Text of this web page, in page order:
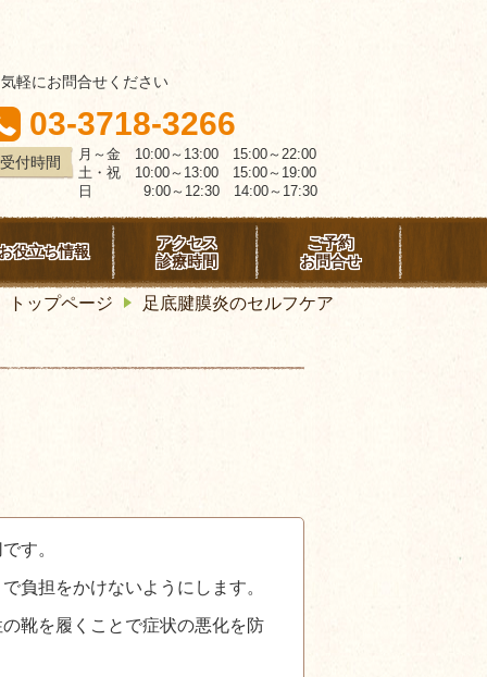
軽にお問合せください
03-3718-3266
受付時間
月～金 10:00～13:00 15:00～22:00
土・祝 10:00～13:00 15:00～19:00
日 9:00～12:30 14:00～17:30
役立ち情報
アクセス
診療時間
ご予約
お問合せ
トップページ 足底腱膜炎のセルフケア
す。
負担をかけないようにします。
靴を履くことで症状の悪化を防